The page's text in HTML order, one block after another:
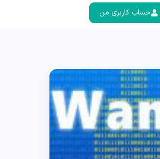
حساب کاربری من